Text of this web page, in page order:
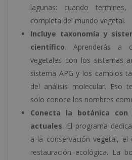
lagunas: cuando
completa del mundo vegetal.
Incluye taxonomía y
científico. Aprenderás a
vegetales con los sistemas
sistema APG y los cambios
del análisis molecular. Eso
solo conoce los nombres
Conecta la botánica
actuales. El programa
a la conservación vegetal,
restauración ecológica. La